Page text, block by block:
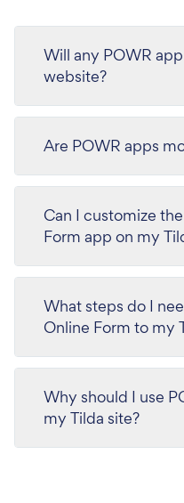
Will any POWR
website?
Are POWR apps
Can I customize
Form app on my
What steps do I
Online Form to my
Why should I use
my Tilda site?